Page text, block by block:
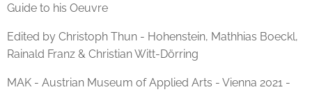
Guide to his Oeuvre
Edited by Christoph Thun - Hohenstein, Mathhias Boeckl,
Rainald Franz & Christian Witt-Dörring
MAK - Austrian Museum of Applied Arts - Vienna 2021 -